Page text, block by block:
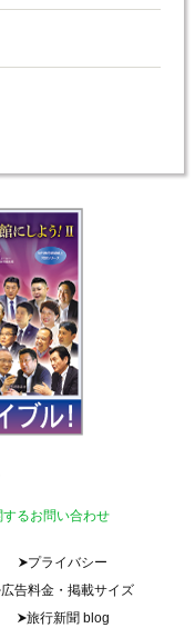
るお問い合わせ
プライバシー
広告料金・掲載サイズ
旅行新聞 blog